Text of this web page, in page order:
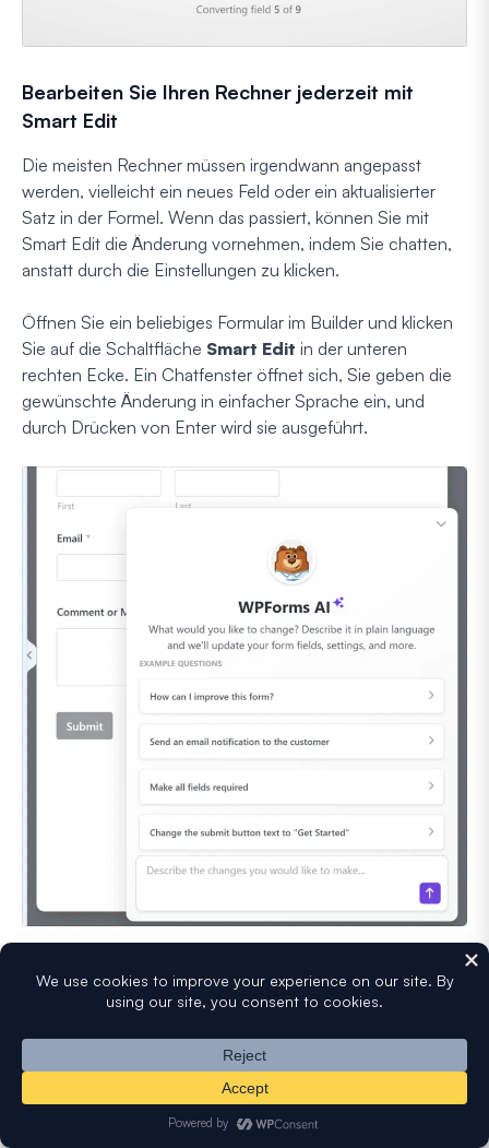
Bearbeiten Sie Ihren Rechner jederzeit mit
Smart Edit
Die meisten Rechner müssen irgendwann angepasst
werden, vielleicht ein neues Feld oder ein aktualisierter
Satz in der Formel. Wenn das passiert, können Sie mit
Smart Edit die Änderung vornehmen, indem Sie chatten,
anstatt durch die Einstellungen zu klicken.
Öffnen Sie ein beliebiges Formular im Builder und klicken
Sie auf die Schaltfläche Smart Edit in der unteren
rechten Ecke. Ein Chatfenster öffnet sich, Sie geben die
gewünschte Änderung in einfacher Sprache ein, und
durch Drücken von Enter wird sie ausgeführt.
Das Praktische für Rechner ist, dass Smart Edit Felder
hinzufügen und die Berechnungen in einer einzigen
Bitten Sie es: „Füge eine Umsatzsteuer-Dropdown-Liste
hinzu und schließe sie in die Gesamtsumme ein“, und mit
dem aktivierten Berechnungs-Addonerstellt es die Formel